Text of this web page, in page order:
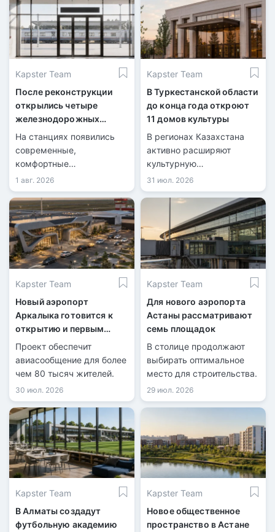
Kapster Team
После реконструкции
открылись четыре
железнодорожных
вокзала
На станциях появились
современные,
комфортные
пространства для
пассажиров.
1 авг. 2026
Kapster Team
В Туркестанской области
до конца года откроют
11 домов культуры
В регионах Казахстана
активно расширяют
культурную
инфраструктуру.
31 июл. 2026
Kapster Team
Новый аэропорт
Аркалыка готовится к
открытию и первым
рейсам
Проект обеспечит
авиасообщение для более
чем 80 тысяч жителей.
30 июл. 2026
Kapster Team
Для нового аэропорта
Астаны рассматривают
семь площадок
В столице продолжают
выбирать оптимальное
место для строительства.
29 июл. 2026
Kapster Team
В Алматы создадут
футбольную академию
Kapster Team
Новое общественное
пространство в Астане